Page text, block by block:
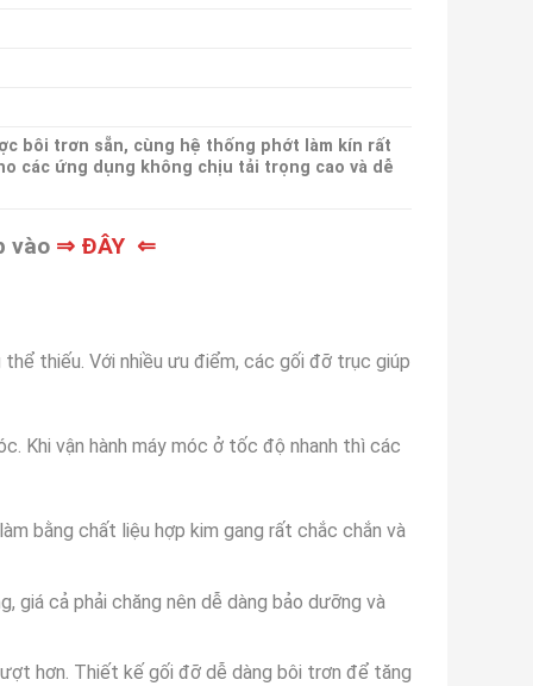
bôi trơn sẵn, cùng hệ thống phớt làm kín rất
các ứng dụng không chịu tải trọng cao và dễ
vào ⇒ ĐÂY ⇐
thiếu. Với nhiều ưu điểm, các gối đỡ trục giúp
Khi vận hành máy móc ở tốc độ nhanh thì các
bằng chất liệu hợp kim gang rất chắc chắn và
giá cả phải chăng nên dễ dàng bảo dưỡng và
hơn. Thiết kế gối đỡ dễ dàng bôi trơn để tăng